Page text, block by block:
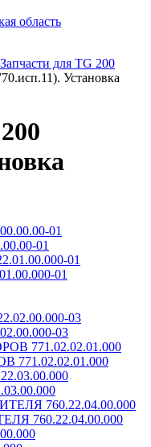
область
Запчасти для TG 200
Установка
01
01
03
760.22.04.00.000